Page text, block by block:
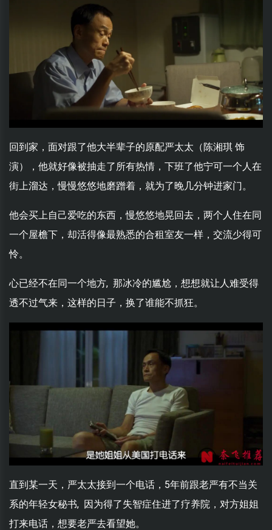
回到家，面对跟了他大半辈子的原配严太太（陈湘琪 饰
演），他就好像被抽走了所有热情，下班了他宁可一个人在
街上溜达，慢慢悠悠地磨蹭着，就为了晚几分钟进家门。
他会买上自己爱吃的东西，慢悠悠地晃回去，两个人住在同
一个屋檐下，却活得像最熟悉的合租室友一样，交流少得可
怜。
心已经不在同一个地方, 那冰冷的尴尬，想想就让人难受得
透不过气来，这样的日子，换了谁能不抓狂。
直到某一天，严太太接到一个电话，5年前跟老严有不当关
系的年轻女秘书, 因为得了失智症住进了疗养院，对方姐姐
打来电话，想要老严去看望她。